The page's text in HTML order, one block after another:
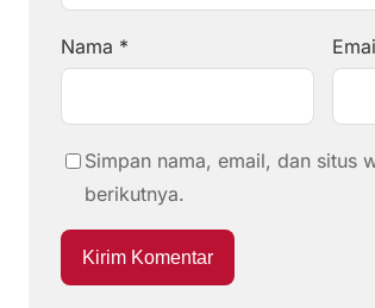
Nama *
Simpan nama, email, dan situs
berikutnya.